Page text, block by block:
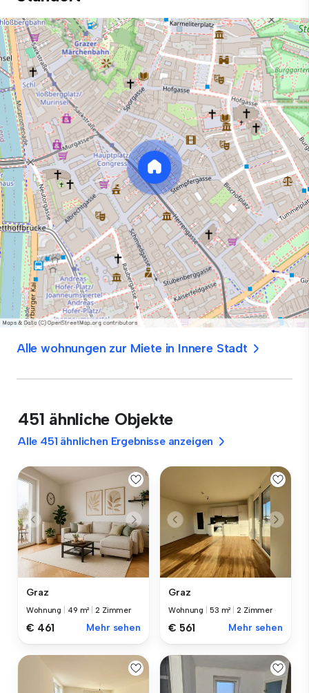
Alle wohnungen zur Miete in Innere Stadt
451 ähnliche Objekte
Alle 451 ähnlichen Ergebnisse anzeigen
Graz
Wohnung 49 m² |2 Zimmer
€ 461 Mehr sehen
Graz
Wohnung 53 m² |2 Zimmer
€ 561 Mehr sehen